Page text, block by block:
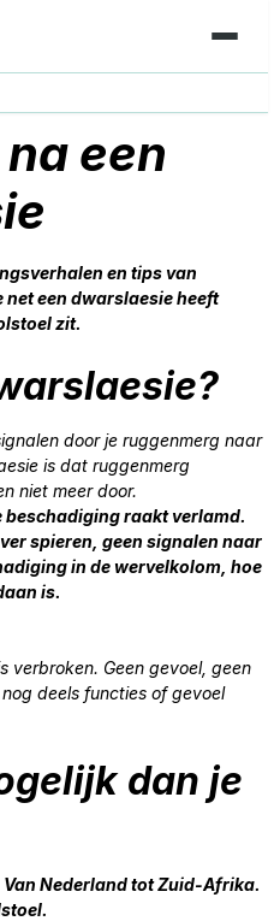
na een
en tips van
een dwarslaesie heeft
zit.
door je ruggenmerg naar
is dat ruggenmerg
niet meer door.
beschadiging raakt verlamd.
spieren, geen signalen naar
in de wervelkolom, hoe
is.
verbroken. Geen gevoel, geen
deels functies of gevoel
dan je
Nederland tot Zuid-Afrika.